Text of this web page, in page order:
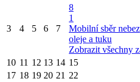
3 4 5 6 7
8
1
Mobilní sběr
oleje a tuku
Zobrazit všechny
10 11 12 13 14 15
17 18 19 20 21 22